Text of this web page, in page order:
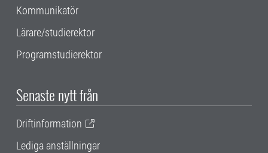
Kommunikatör
Lärare/studierektor
Programstudierektor
Senaste nytt från
Driftinformation
Lediga anställningar